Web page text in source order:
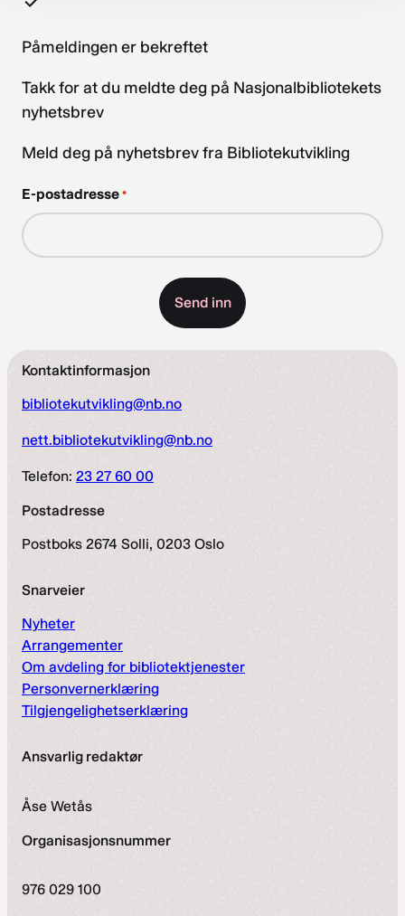
Påmeldingen er bekreftet
Takk for at du meldte deg på Nasjonalbibliotekets
nyhetsbrev
Meld deg på nyhetsbrev fra Bibliotekutvikling
E-postadresse *
Kontaktinformasjon
bibliotekutvikling@nb.no
nett.bibliotekutvikling@nb.no
Telefon: 23 27 60 00
Postadresse
Postboks 2674 Solli, 0203 Oslo
Snarveier
Nyheter
Arrangementer
Om avdeling for bibliotektjenester
Personvernerklæring
Tilgjengelighetserklæring
Ansvarlig redaktør
Åse Wetås
Organisasjonsnummer
976 029 100